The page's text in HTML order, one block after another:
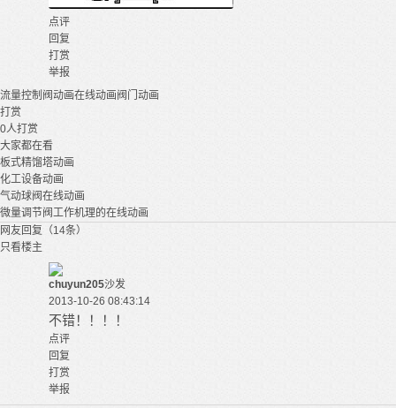
点评
回复
打赏
举报
流量控制阀动画在线动画阀门动画
打赏
0人打赏
大家都在看
板式精馏塔动画
化工设备动画
气动球阀在线动画
微量调节阀工作机理的在线动画
网友回复（14条）
只看楼主
chuyun205沙发
2013-10-26 08:43:14
不错！！！！
点评
回复
打赏
举报